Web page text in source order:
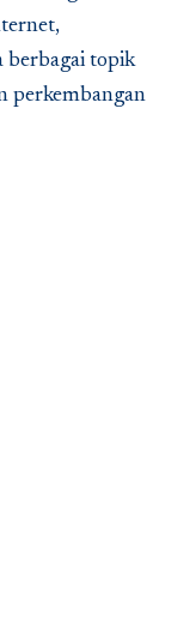
berbagai topik
perkembangan